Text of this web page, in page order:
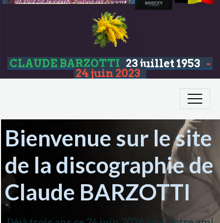
CLAUDE BARZOTTI 23 juillet 1953 -
24 juin 2023
Bienvenue sur le site
de la discographie de
Claude BARZOTTI